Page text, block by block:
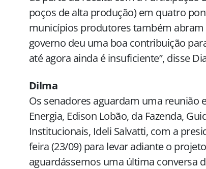
poços de alta produção) em quatro
municípios produtores também abram
governo deu uma boa contribuição
até agora ainda é insuficiente”, disse
Dilma
Os senadores aguardam uma reunião
Energia, Edison Lobão, da Fazenda,
Institucionais, Ideli Salvatti, com a
feira (23/09) para levar adiante o
aguardássemos uma última conversa